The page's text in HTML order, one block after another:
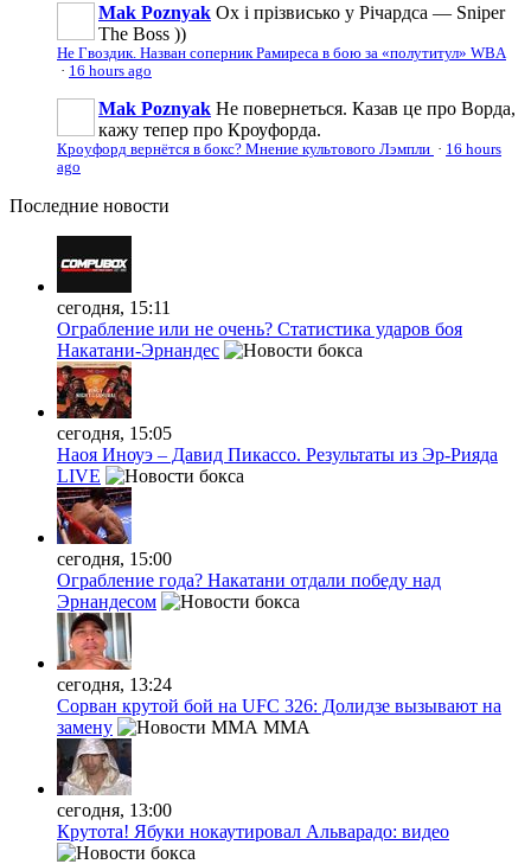
Mak Poznyak Ох і прізвисько у Річардса — Sniper
The Boss ))
Не Гвоздик. Назван соперник Рамиреса в бою за «полутитул» WBA
· 16 hours ago
Mak Poznyak Не повернеться. Казав це про Ворда,
кажу тепер про Кроуфорда.
Кроуфорд вернётся в бокс? Мнение культового Лэмпли · 16 hours
ago
Последние новости
сегодня, 15:11
Ограбление или не очень? Статистика ударов боя
Накатани-Эрнандес
сегодня, 15:05
Наоя Иноуэ – Давид Пикассо. Результаты из Эр-Рияда
LIVE
сегодня, 15:00
Ограбление года? Накатани отдали победу над
Эрнандесом
сегодня, 13:24
Сорван крутой бой на UFC 326: Долидзе вызывают на
замену
MMA
сегодня, 13:00
Крутота! Ябуки нокаутировал Альварадо: видео